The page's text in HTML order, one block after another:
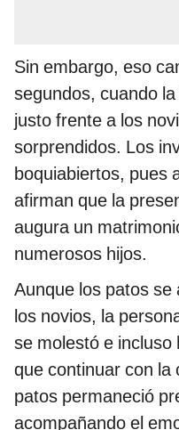
Sin embargo, eso
segundos, cuando
justo frente a los
sorprendidos. Los
boquiabiertos, pues
afirman que la
augura un
numerosos hijos.
Aunque los patos
los novios, la
se molestó e
que continuar con la
patos permaneció
acompañando el